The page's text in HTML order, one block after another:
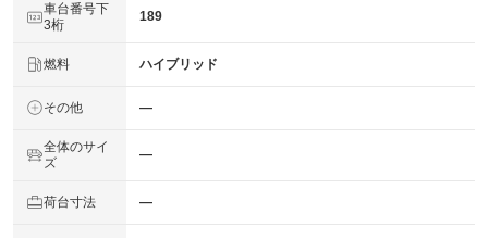
車台番号下
3桁
189
燃料 ハイブリッド
その他 ―
全体のサイ
ズ
―
荷台寸法 ―